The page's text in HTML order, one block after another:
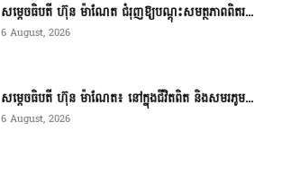
សម្តេចធិបតី ហ៊ុន ម៉ាណែត ជំរុញឱ្យបណ្តុះសមត្ថភាពពិតរ...
6 August, 2026
សម្តេចធិបតី ហ៊ុន ម៉ាណែត៖ នៅក្នុងជីវិតពិត និងសមរភូម...
6 August, 2026